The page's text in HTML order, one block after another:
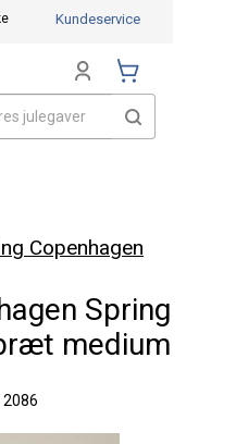
Copenhagen
Spring
medium
2086
Kundeservice